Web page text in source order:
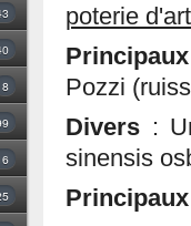
8
poterie
Pozzi
Divers :
sinensis